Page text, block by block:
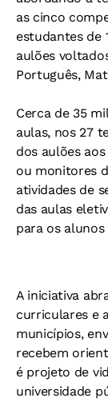
as cinco
estudantes de
aulões
Português,
Cerca de 35
aulas, nos 27
dos aulões
ou monitores
atividades de
das aulas
para os alunos
A iniciativa
curriculares e
municípios,
recebem
é projeto de
universidade